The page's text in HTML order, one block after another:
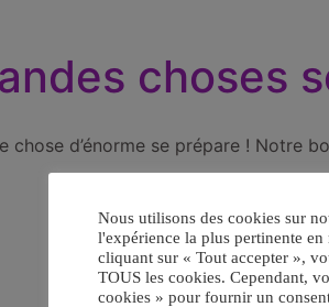
choses
chose d’énorme se prépare ! Notre
Nous utilisons des cookies sur
l'expérience la plus pertinente
cliquant sur « Tout accepter »,
TOUS les cookies. Cependant,
cookies » pour fournir un